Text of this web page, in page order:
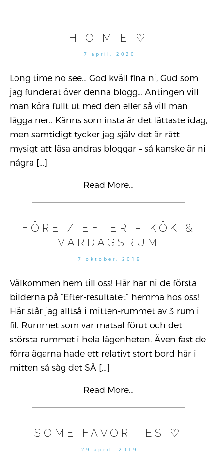
H O M E ♡
7 april, 2020
Long time no see… God kväll fina ni, Gud som
jag funderat över denna blogg… Antingen vill
man köra fullt ut med den eller så vill man
lägga ner.. Känns som insta är det lättaste idag,
men samtidigt tycker jag själv det är rätt
mysigt att läsa andras bloggar – så kanske är ni
några […]
Read More…
FÖRE / EFTER – KÖK &
VARDAGSRUM
7 oktober, 2019
Välkommen hem till oss! Här har ni de första
bilderna på ”Efter-resultatet” hemma hos oss!
Här står jag alltså i mitten-rummet av 3 rum i
fil. Rummet som var matsal förut och det
största rummet i hela lägenheten. Även fast de
förra ägarna hade ett relativt stort bord här i
mitten så såg det SÅ […]
Read More…
SOME FAVORITES ♡
29 april, 2019